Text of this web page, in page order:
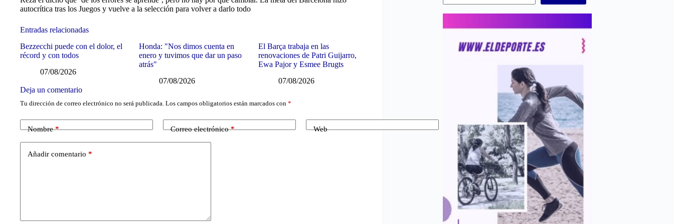
autocrítica tras los Juegos y vuelve a la selección para volver a darlo todo
Entradas relacionadas
Bezzecchi puede con el dolor, el
récord y con todos
07/08/2026
Honda: "Nos dimos cuenta en
enero y tuvimos que dar un paso
atrás"
07/08/2026
El Barça trabaja en las
renovaciones de Patri Guijarro,
Ewa Pajor y Esmee Brugts
07/08/2026
Deja un comentario
Tu dirección de correo electrónico no será publicada. Los campos obligatorios están marcados con *
Nombre* Correo electrónico* Web
Añadir comentario *